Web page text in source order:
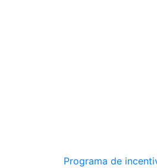
Programa de